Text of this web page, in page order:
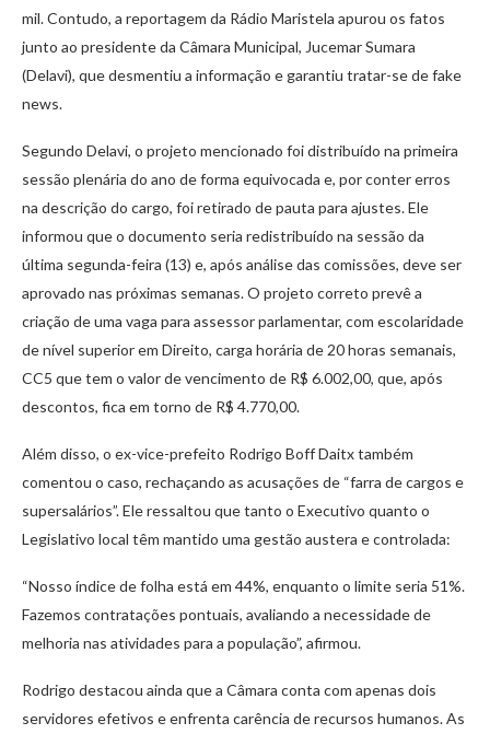
mil. Contudo, a reportagem da Rádio Maristela apurou os fatos
junto ao presidente da Câmara Municipal, Jucemar Sumara
(Delavi), que desmentiu a informação e garantiu tratar-se de fake
news.
Segundo Delavi, o projeto mencionado foi distribuído na primeira
sessão plenária do ano de forma equivocada e, por conter erros
na descrição do cargo, foi retirado de pauta para ajustes. Ele
informou que o documento seria redistribuído na sessão da
última segunda-feira (13) e, após análise das comissões, deve ser
aprovado nas próximas semanas. O projeto correto prevê a
criação de uma vaga para assessor parlamentar, com escolaridade
de nível superior em Direito, carga horária de 20 horas semanais,
CC5 que tem o valor de vencimento de R$ 6.002,00, que, após
descontos, fica em torno de R$ 4.770,00.
Além disso, o ex-vice-prefeito Rodrigo Boff Daitx também
comentou o caso, rechaçando as acusações de “farra de cargos e
supersalários”. Ele ressaltou que tanto o Executivo quanto o
Legislativo local têm mantido uma gestão austera e controlada:
“Nosso índice de folha está em 44%, enquanto o limite seria 51%.
Fazemos contratações pontuais, avaliando a necessidade de
melhoria nas atividades para a população”, afirmou.
Rodrigo destacou ainda que a Câmara conta com apenas dois
servidores efetivos e enfrenta carência de recursos humanos. As